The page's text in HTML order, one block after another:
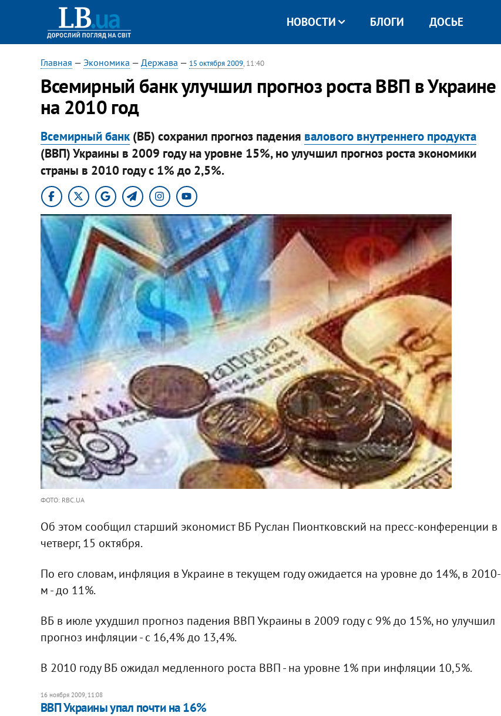
НОВОСТИ БЛОГИ ДОСЬЕ
Главная — Экономика — Держава — 15 октября 2009, 11:40
Всемирный банк улучшил прогноз роста ВВП в Украине
на 2010 год
Всемирный банк(ВБ) сохранил прогноз падения валового внутреннего продукта
(ВВП) Украины в 2009 году на уровне 15%, но улучшил прогноз роста экономики
страны в 2010 году с 1% до 2,5%.
ФОТО: RBC.UA
Об этом сообщил старший экономист ВБ Руслан Пионтковский на пресс-конференции в
четверг, 15 октября.
По его словам, инфляция в Украине в текущем году ожидается на уровне до 14%, в 2010-
м - до 11%.
ВБ в июле ухудшил прогноз падения ВВП Украины в 2009 году с 9% до 15%, но улучшил
прогноз инфляции - с 16,4% до 13,4%.
В 2010 году ВБ ожидал медленного роста ВВП - на уровне 1% при инфляции 10,5%.
16 ноября 2009, 11:08
ВВП Украины упал почти на 16%